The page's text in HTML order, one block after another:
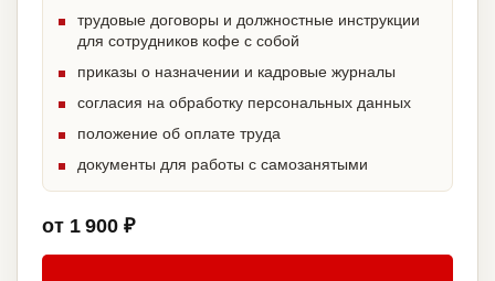
трудовые договоры и должностные инструкции
для сотрудников кофе с собой
приказы о назначении и кадровые журналы
согласия на обработку персональных данных
положение об оплате труда
документы для работы с самозанятыми
от 1 900 ₽